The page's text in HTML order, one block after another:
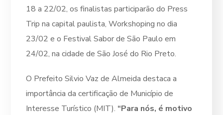
18 a 22/02, os finalistas participarão do Press
Trip na capital paulista, Workshoping no dia
23/02 e o Festival Sabor de São Paulo em
24/02, na cidade de São José do Rio Preto.
O Prefeito Silvio Vaz de Almeida destaca a
importância da certificação de Município de
Interesse Turístico (MIT). “Para nós, é motivo